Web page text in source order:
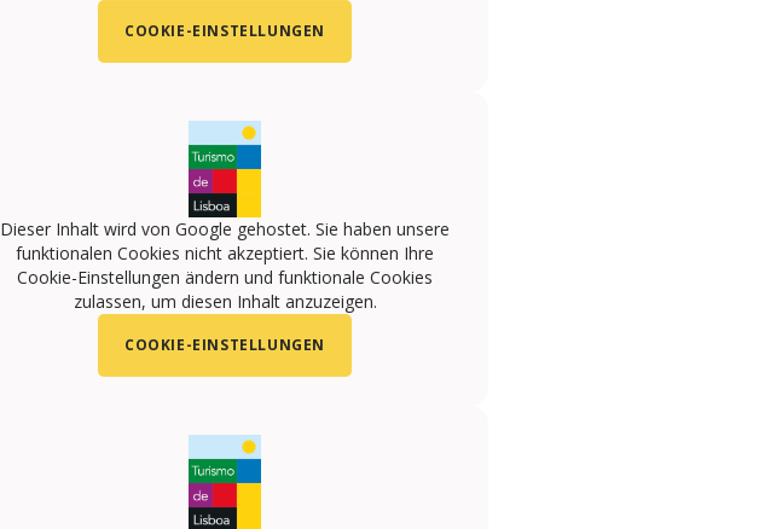
COOKIE-EINSTELLUNGEN
Dieser Inhalt wird von Google gehostet. Sie haben unsere
funktionalen Cookies nicht akzeptiert. Sie können Ihre
Cookie-Einstellungen ändern und funktionale Cookies
zulassen, um diesen Inhalt anzuzeigen.
COOKIE-EINSTELLUNGEN